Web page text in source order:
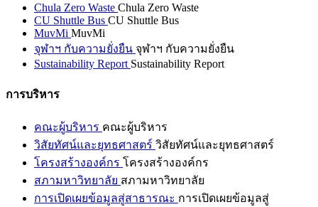
Chula Zero Waste Chula Zero Waste
CU Shuttle Bus CU Shuttle Bus
MuvMi MuvMi
จุฬาฯ กับความยั่งยืน จุฬาฯ กับความยั่งยืน
Sustainability Report Sustainability Report
การบริหาร
คณะผู้บริหาร คณะผู้บริหาร
วิสัยทัศน์และยุทธศาสตร์ วิสัยทัศน์และยุทธศาสตร์
โครงสร้างองค์กร โครงสร้างองค์กร
สภามหาวิทยาลัย สภามหาวิทยาลัย
การเปิดเผยข้อมูลสู่สาธารณะ การเปิดเผยข้อมูลสู่